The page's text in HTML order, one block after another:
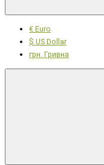
€ Euro
$ US Dollar
грн. Гривна